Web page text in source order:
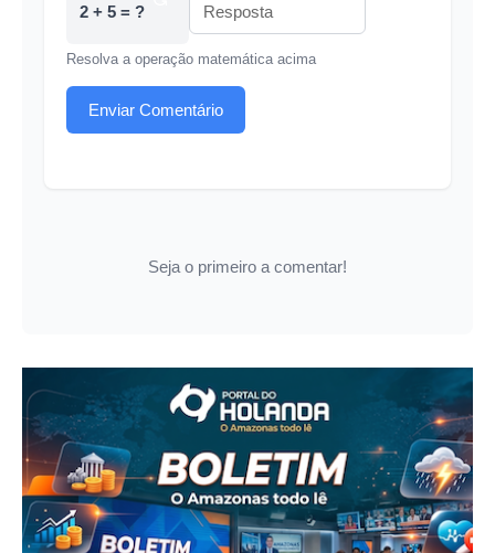
2 + 5 = ?
Resolva a operação matemática acima
Enviar Comentário
Seja o primeiro a comentar!